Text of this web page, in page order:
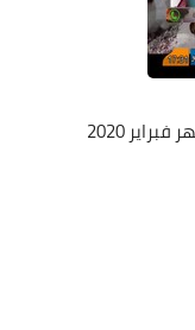
2020